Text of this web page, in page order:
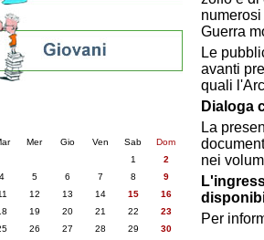
Guerra
Le
avanti
quali
Dialoga
La
nei
Per
Mer Gio Ven Sab
Dom
1
2
4 5 6 7 8
9
12 13 14 15
16
19 20 21 22
23
26 27 28 29
30